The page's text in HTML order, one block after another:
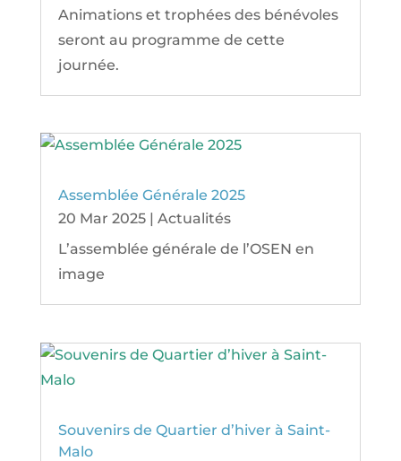
Animations et trophées des bénévoles
seront au programme de cette
journée.
Assemblée Générale 2025
20 Mar 2025| Actualités
L’assemblée générale de l’OSEN en
image
Souvenirs de Quartier d’hiver à Saint-
Malo